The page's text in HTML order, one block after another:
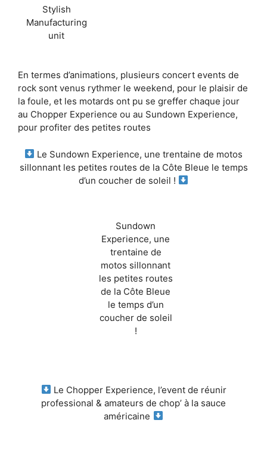
Stylish
Manufacturing
unit
En termes d’animations, plusieurs concert events de
rock sont venus rythmer le weekend, pour le plaisir de
la foule, et les motards ont pu se greffer chaque jour
au Chopper Experience ou au Sundown Experience,
pour profiter des petites routes
Le Sundown Experience, une trentaine de motos
sillonnant les petites routes de la Côte Bleue le temps
d’un coucher de soleil !
Sundown
Experience, une
trentaine de
motos sillonnant
les petites routes
de la Côte Bleue
le temps d’un
coucher de soleil
!
Le Chopper Experience, l’event de réunir
professional & amateurs de chop’ à la sauce
américaine